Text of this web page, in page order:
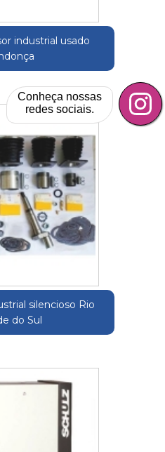
industrial usado
silencioso Rio
do Sul
Conheça nossas
redes sociais.